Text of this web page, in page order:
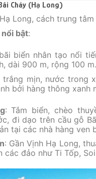
Cháy (Hạ Long)
Long, cách trung
bật:
biển nhân tạo nổi
dài 900 m, rộng 100 m.
trắng mịn, nước trong
bởi hàng thông xanh
: Tắm biển, chèo
đi dạo trên cầu gỗ
tại các nhà hàng ven
: Gần Vịnh Hạ Long,
các đảo như Ti Tốp,